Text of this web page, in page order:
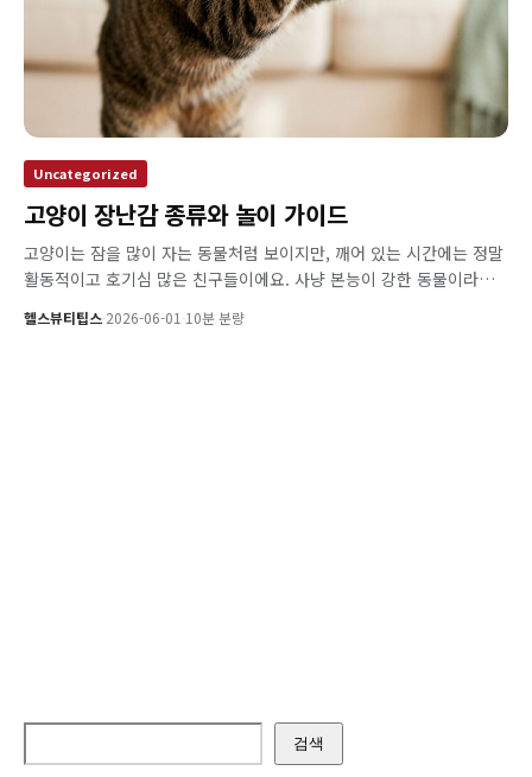
Uncategorized
고양이 장난감 종류와 놀이 가이드
고양이는 잠을 많이 자는 동물처럼 보이지만, 깨어 있는 시간에는 정말
활동적이고 호기심 많은 친구들이에요. 사냥 본능이 강한 동물이라…
헬스뷰티팁스·2026-06-01 ·10분 분량
검색